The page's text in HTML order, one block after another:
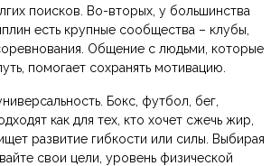
поисков. Во-вторых, у большинства
есть крупные сообщества – клубы,
Общение с людьми, которые
помогает сохранять мотивацию.
Бокс, футбол, бег,
как для тех, кто хочет сжечь жир,
развитие гибкости или силы. Выбирая
свои цели, уровень физической